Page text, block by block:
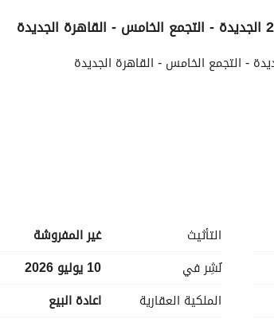
الموقع والأماكن القريبة
iSearch is an Egyptian Company specializes
التأثيث
غير المفروشة
نُشِر في
10 يوليو 2026
الملكية العقارية
اعادة البيع